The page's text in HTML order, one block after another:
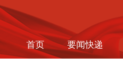
首页 要闻快递